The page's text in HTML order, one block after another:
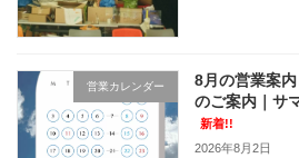
ジ
り
営業カレンダー
8月の営業案
のご案内｜サ
新着!!
2026年8月2日